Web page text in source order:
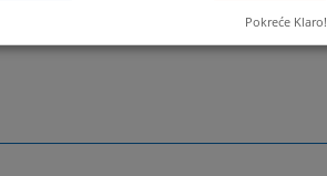
Pokreće Klaro!